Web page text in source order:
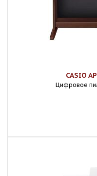
CASIO
Цифровое